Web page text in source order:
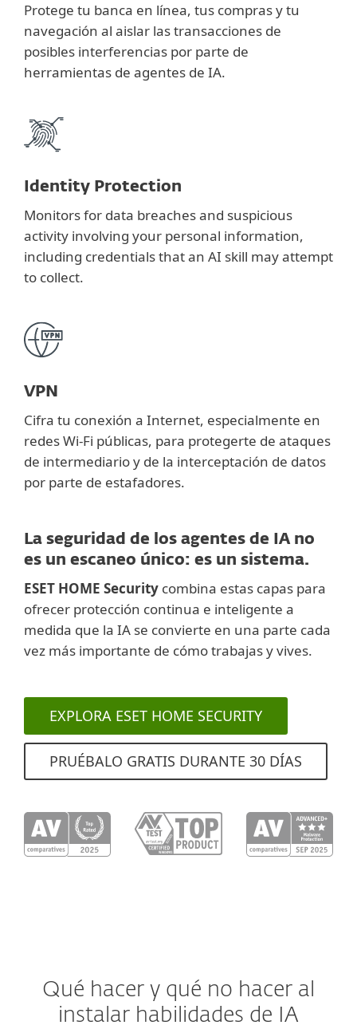
Protege tu banca en línea, tus compras y tu
navegación al aislar las transacciones de
posibles interferencias por parte de
herramientas de agentes de IA.
Identity Protection
Monitors for data breaches and suspicious
activity involving your personal information,
including credentials that an AI skill may attempt
to collect.
VPN
Cifra tu conexión a Internet, especialmente en
redes Wi-Fi públicas, para protegerte de ataques
de intermediario y de la interceptación de datos
por parte de estafadores.
La seguridad de los agentes de IA no
es un escaneo único: es un sistema.
ESET HOME Security combina estas capas para
ofrecer protección continua e inteligente a
medida que la IA se convierte en una parte cada
vez más importante de cómo trabajas y vives.
EXPLORA ESET HOME SECURITY
PRUÉBALO GRATIS DURANTE 30 DÍAS
Qué hacer y qué no hacer al
instalar habilidades de IA